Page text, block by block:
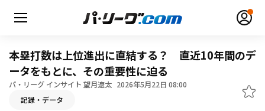
無料アカウント登録
本塁打数は上位進出に直結する？ 直近10年間のデ
ータをもとに、その重要性に迫る
パ・リーグ インサイト 望月遼太 2026年5月22日 08:00
記録・データ